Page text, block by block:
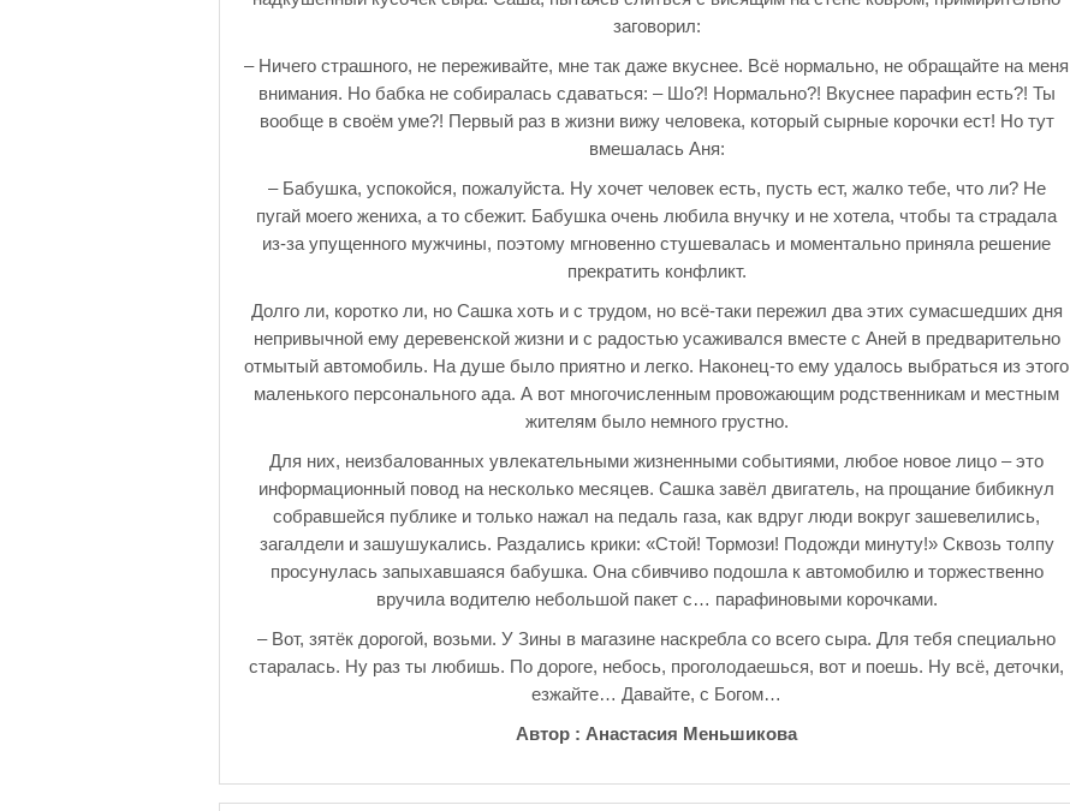
заговорил:
– Ничего страшного, не переживайте, мне так даже вкуснее. Всё нормально, не обращайте на меня
внимания. Но бабка не собиралась сдаваться: – Шо?! Нормально?! Вкуснее парафин есть?! Ты
вообще в своём уме?! Первый раз в жизни вижу человека, который сырные корочки ест! Но тут
вмешалась Аня:
– Бабушка, успокойся, пожалуйста. Ну хочет человек есть, пусть ест, жалко тебе, что ли? Не
пугай моего жениха, а то сбежит. Бабушка очень любила внучку и не хотела, чтобы та страдала
из-за упущенного мужчины, поэтому мгновенно стушевалась и моментально приняла решение
прекратить конфликт.
Долго ли, коротко ли, но Сашка хоть и с трудом, но всё-таки пережил два этих сумасшедших дня
непривычной ему деревенской жизни и с радостью усаживался вместе с Аней в предварительно
отмытый автомобиль. На душе было приятно и легко. Наконец-то ему удалось выбраться из этого
маленького персонального ада. А вот многочисленным провожающим родственникам и местным
жителям было немного грустно.
Для них, неизбалованных увлекательными жизненными событиями, любое новое лицо – это
информационный повод на несколько месяцев. Сашка завёл двигатель, на прощание бибикнул
собравшейся публике и только нажал на педаль газа, как вдруг люди вокруг зашевелились,
загалдели и зашушукались. Раздались крики: «Стой! Тормози! Подожди минуту!» Сквозь толпу
просунулась запыхавшаяся бабушка. Она сбивчиво подошла к автомобилю и торжественно
вручила водителю небольшой пакет с… парафиновыми корочками.
– Вот, зятёк дорогой, возьми. У Зины в магазине наскребла со всего сыра. Для тебя специально
старалась. Ну раз ты любишь. По дороге, небось, проголодаешься, вот и поешь. Ну всё, деточки,
езжайте… Давайте, с Богом…
Автор : Анастасия Меньшикова